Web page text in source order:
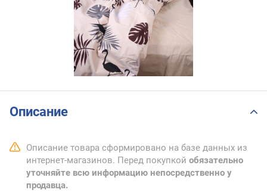
Описание
Описание товара сформировано на базе данных из
интернет-магазинов. Перед покупкой обязательно
уточняйте всю информацию непосредственно у
продавца.